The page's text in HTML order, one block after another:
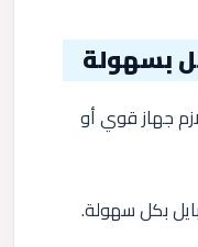
جهاز قوي أو
بكل سهولة.